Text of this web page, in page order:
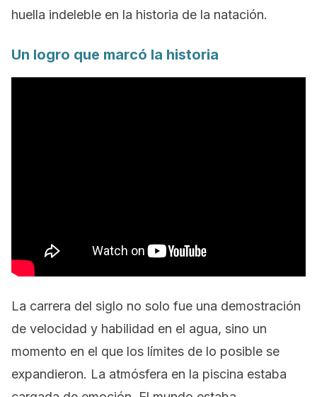
huella indeleble en la historia de la natación.
Un logro que marcó la historia
La carrera del siglo no solo fue una demostración
de velocidad y habilidad en el agua, sino un
momento en el que los límites de lo posible se
expandieron. La atmósfera en la piscina estaba